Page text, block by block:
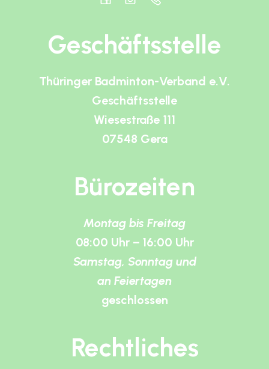
Geschäftsstelle
Thüringer Badminton-Verband e.V.
Geschäftsstelle
Wiesestraße 111
07548 Gera
Bürozeiten
Montag bis Freitag
08:00 Uhr – 16:00 Uhr
Samstag, Sonntag und
an Feiertagen
geschlossen
Rechtliches